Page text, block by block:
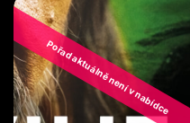
Pořad aktuálně není v nabídce